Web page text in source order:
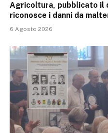
Agricoltura, pubblicato il
riconosce i danni da
6 Agosto 2026